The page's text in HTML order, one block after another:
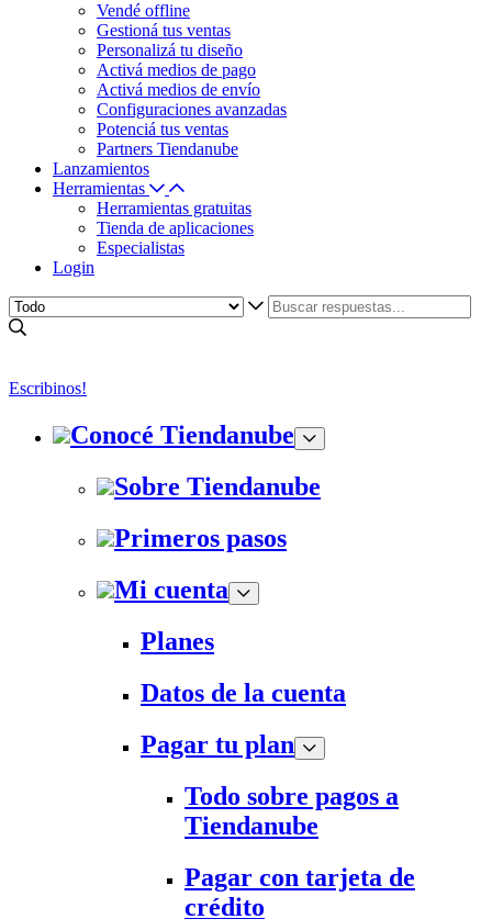
Vendé offline
Gestioná tus ventas
Personalizá tu diseño
Activá medios de pago
Activá medios de envío
Configuraciones avanzadas
Potenciá tus ventas
Partners Tiendanube
Lanzamientos
Herramientas
Herramientas gratuitas
Tienda de aplicaciones
Especialistas
Login
Escribinos!
Conocé Tiendanube
Sobre Tiendanube
Primeros pasos
Mi cuenta
Planes
Datos de la cuenta
Pagar tu plan
Todo sobre pagos a
Tiendanube
Pagar con tarjeta de
crédito